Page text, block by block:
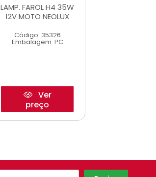
LAMP. FAROL H4 35W
12V MOTO NEOLUX
Código: 35326
Embalagem: PC
Ver
preço